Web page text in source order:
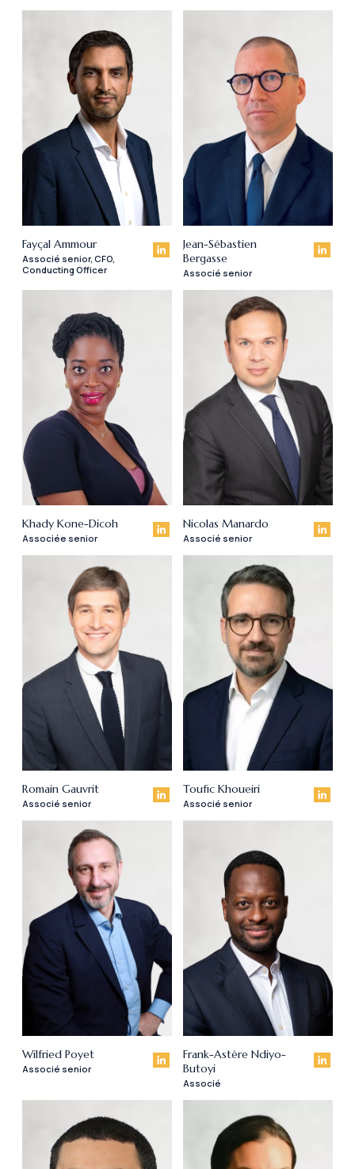
Fayçal Ammour
Associé senior, CFO,
Conducting Officer
Jean-Sébastien
Bergasse
Associé senior
Khady Kone-Dicoh
Associée senior
Nicolas Manardo
Associé senior
Romain Gauvrit
Associé senior
Toufic Khoueiri
Associé senior
Wilfried Poyet
Associé senior
Frank-Astère Ndiyo-
Butoyi
Associé